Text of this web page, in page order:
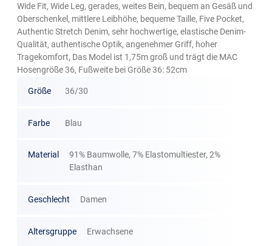
Wide Fit, Wide Leg, gerades, weites Bein, bequem an Gesäß und
Oberschenkel, mittlere Leibhöhe, bequeme Taille, Five Pocket,
Authentic Stretch Denim, sehr hochwertige, elastische Denim-
Qualität, authentische Optik, angenehmer Griff, hoher
Tragekomfort, Das Model ist 1,75m groß und trägt die MAC
Hosengröße 36, Fußweite bei Größe 36: 52cm
Größe 36/30
Farbe Blau
Material
91% Baumwolle, 7% Elastomultiester, 2%
Elasthan
Geschlecht Damen
Altersgruppe Erwachsene